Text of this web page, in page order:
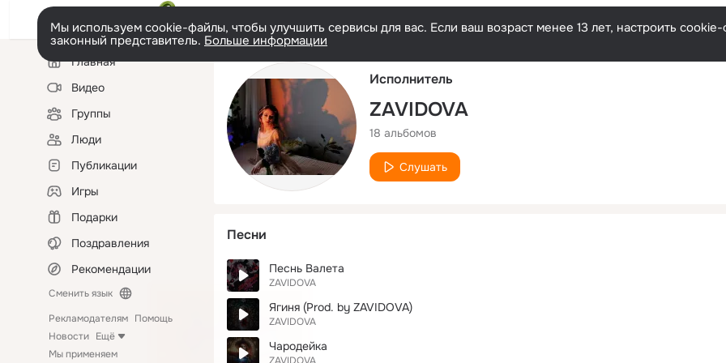
Мы используем cookie-файлы, чтобы улучшить сервисы для вас. Если ваш возраст менее 13 лет, настроить
законный представитель. Больше информации
Левая
колонкаГлавная
Видео
Группы
Люди
Публикации
Игры
Подарки
Поздравления
Рекомендации
Сменить язык
Рекламодателям Помощь
Новости Ещё
Мы применяем
Исполнитель
ZAVIDOVA
18 альбомов
Слушать
Песни
Песнь Валета
ZAVIDOVA
Ягиня (Prod. by ZAVIDOVA)
ZAVIDOVA
Чародейка